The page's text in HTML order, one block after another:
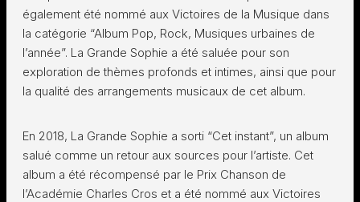
également été nommé aux Victoires de la Musique dans
la catégorie “Album Pop, Rock, Musiques urbaines de
l’année”. La Grande Sophie a été saluée pour son
exploration de thèmes profonds et intimes, ainsi que pour
la qualité des arrangements musicaux de cet album.
En 2018, La Grande Sophie a sorti “Cet instant”, un album
salué comme un retour aux sources pour l’artiste. Cet
album a été récompensé par le Prix Chanson de
l’Académie Charles Cros et a été nommé aux Victoires